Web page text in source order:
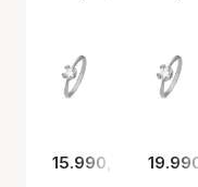
15.990,00 kr.